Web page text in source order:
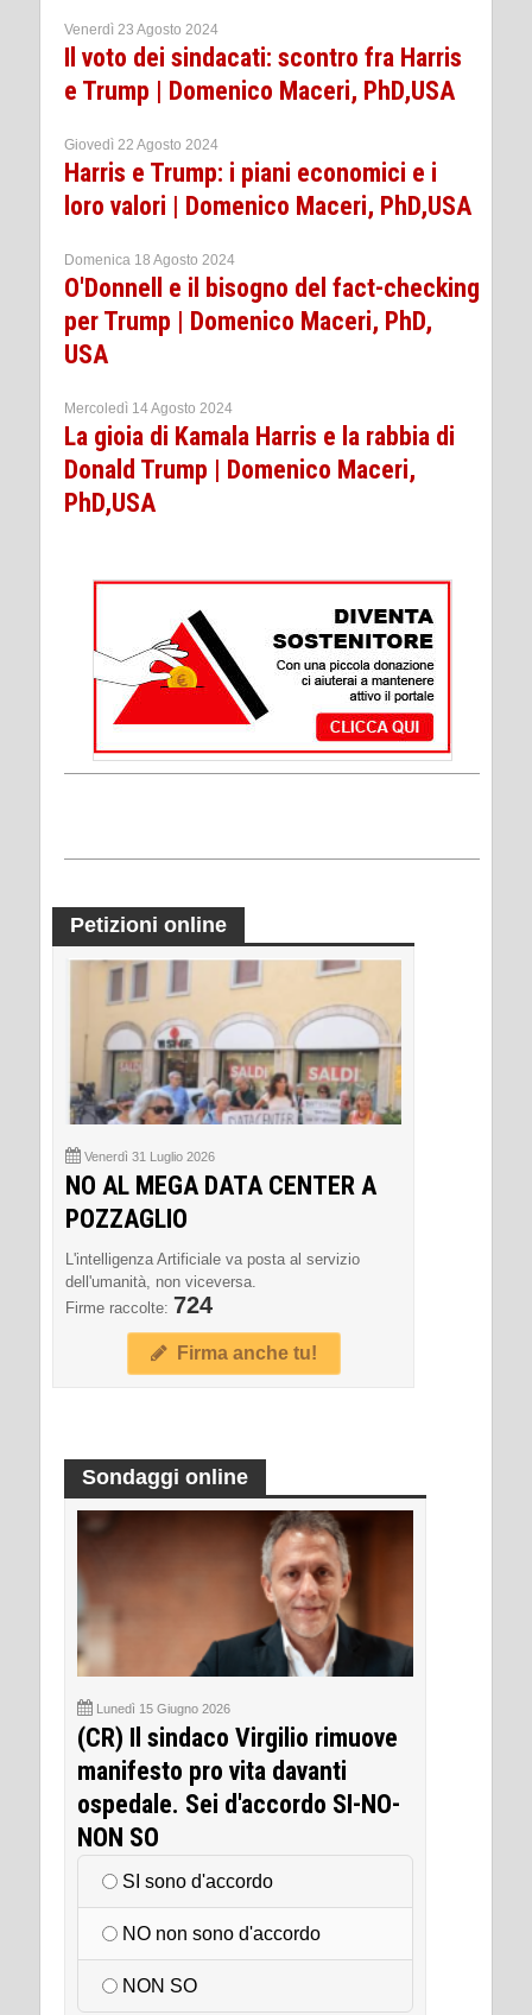
Venerdì 23 Agosto 2024
Il voto dei sindacati: scontro fra Harris
e Trump | Domenico Maceri, PhD,USA
Giovedì 22 Agosto 2024
Harris e Trump: i piani economici e i
loro valori | Domenico Maceri, PhD,USA
Domenica 18 Agosto 2024
O'Donnell e il bisogno del fact-checking
per Trump | Domenico Maceri, PhD,
USA
Mercoledì 14 Agosto 2024
La gioia di Kamala Harris e la rabbia di
Donald Trump | Domenico Maceri,
PhD,USA
Petizioni online
Venerdì 31 Luglio 2026
NO AL MEGA DATA CENTER A
POZZAGLIO
L'intelligenza Artificiale va posta al servizio
dell'umanità, non viceversa.
Firme raccolte: 724
Firma anche tu!
Sondaggi online
Lunedì 15 Giugno 2026
(CR) Il sindaco Virgilio rimuove
manifesto pro vita davanti
ospedale. Sei d'accordo SI-NO-
NON SO
SI sono d'accordo
NO non sono d'accordo
NON SO